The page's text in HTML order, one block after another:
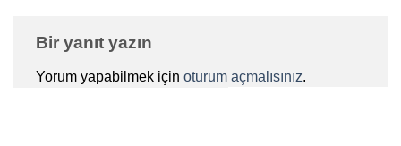
Bir yanıt yazın
Yorum yapabilmek için oturum açmalısınız.